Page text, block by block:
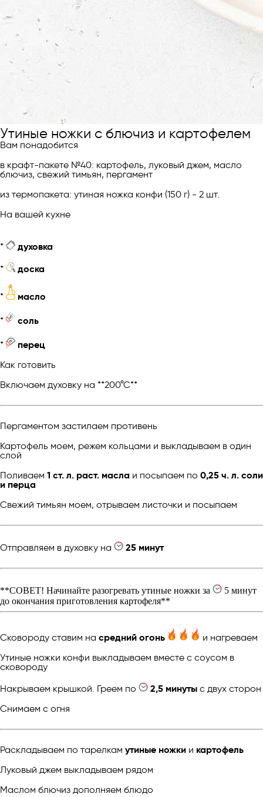
Утиные ножки с блючиз и картофелем
Вам понадобится
в крафт-пакете №40: картофель, луковый джем, масло
блючиз, свежий тимьян, пергамент
из термопакета: утиная ножка конфи (150 г) - 2 шт.
На вашей кухне
*
духовка
*
доска
* масло
* соль
*
перец
Как готовить
Включаем духовку на **200°С**
Пергаментом застилаем противень
Картофель моем, режем кольцами и выкладываем в один
слой
Поливаем 1 ст. л. раст. масла и посыпаем по 0,25 ч. л. соли
и перца
Свежий тимьян моем, отрываем листочки и посыпаем
Отправляем в духовку на 25 минут
**СОВЕТ! Начинайте разогревать утиные ножки за
5 минут
до окончания приготовления картофеля**
Сковороду ставим на средний огонь
и нагреваем
Утиные ножки конфи выкладываем вместе с соусом в
сковороду
Накрываем крышкой. Греем по
2,5 минуты с двух сторон
Снимаем с огня
Раскладываем по тарелкам утиные ножки и картофель
Луковый джем выкладываем рядом
Маслом блючиз дополняем блюдо